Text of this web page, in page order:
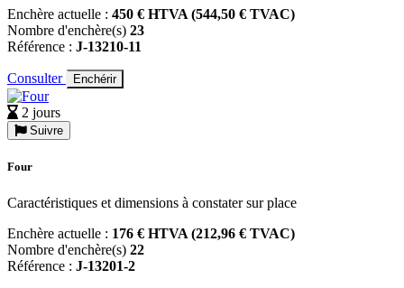
Enchère actuelle : 450 € HTVA (544,50 € TVAC)
Nombre d'enchère(s) 23
Référence : J-13210-11
Consulter Enchérir
2 jours
Suivre
Four
Caractéristiques et dimensions à constater sur place
Enchère actuelle : 176 € HTVA (212,96 € TVAC)
Nombre d'enchère(s) 22
Référence : J-13201-2